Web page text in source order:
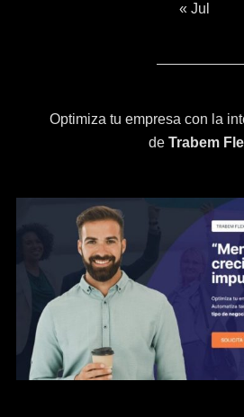
« Jul
Optimiza tu empresa con la
de Trabem